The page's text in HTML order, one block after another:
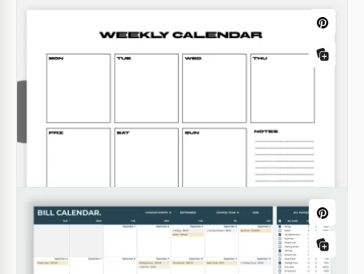
Instagram Inhaltskalender-Vorlage
Google Sheets